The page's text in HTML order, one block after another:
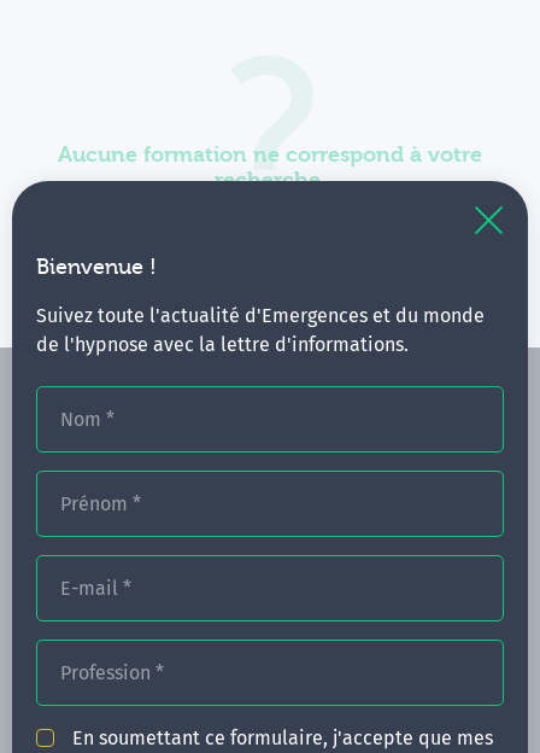
Bienvenue !
Suivez toute l'actualité d'Emergences et du monde
de l'hypnose avec la lettre d'informations.
Nom *
Prénom *
E-mail *
Profession *
En soumettant ce formulaire, j'accepte que mes
Aucune formation ne correspond à votre
recherche.
Vous pouvez renouveler votre requête en élargissant
CONGRÈS
ACTUALITÉS
INFOS PRATIQUES